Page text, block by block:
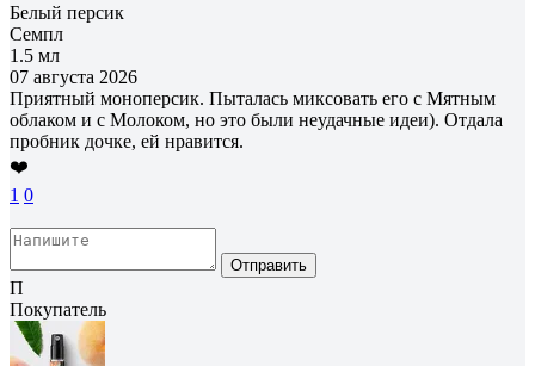
Белый персик
Семпл
1.5 мл
07 августа 2026
Приятный моноперсик. Пыталась миксовать его с Мятным
облаком и с Молоком, но это были неудачные идеи). Отдала
пробник дочке, ей нравится.
❤️
1 0
Отправить
П
Покупатель